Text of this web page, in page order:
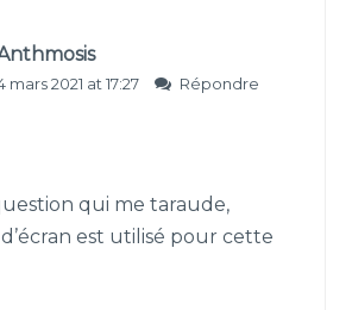
mars 2021 at 17:27 Répondre
qui me taraude,
est utilisé pour cette